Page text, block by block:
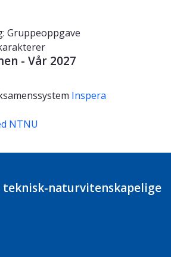
Gruppeoppgave
- Vår 2027
Inspera
NTNU
teknisk-naturvitenskapelige